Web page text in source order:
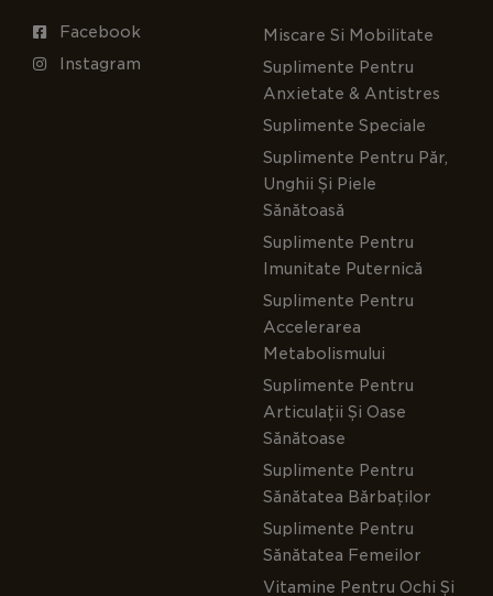
Facebook
Instagram
Miscare Si Mobilitate
Suplimente Pentru
Anxietate & Antistres
Suplimente Speciale
Suplimente Pentru Păr,
Unghii Și Piele
Sănătoasă
Suplimente Pentru
Imunitate Puternică
Suplimente Pentru
Accelerarea
Metabolismului
Suplimente Pentru
Articulații Și Oase
Sănătoase
Suplimente Pentru
Sănătatea Bărbaților
Suplimente Pentru
Sănătatea Femeilor
Vitamine Pentru Ochi Și